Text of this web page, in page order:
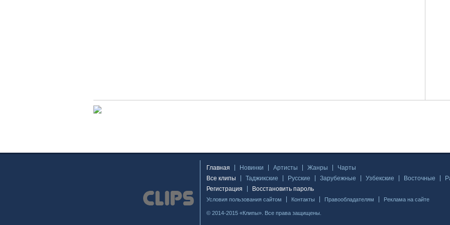
Главная Новинки Артисты Жанры
Чарты
Все клипы
Таджикские Русские Зарубежные Узбекские Восточные
Регистрация
Восстановить пароль
Условия пользования сайтом Контакты Правообладателям Реклама на сайте
© 2014-2015 «Клипы». Все права защищены.